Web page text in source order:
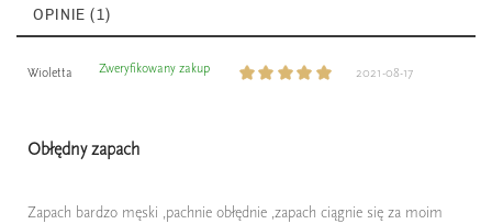
OPINIE (1)
Wioletta Zweryfikowany zakup 2021-08-17
Obłędny zapach
Zapach bardzo męski ,pachnie obłędnie ,zapach ciągnie się za moim